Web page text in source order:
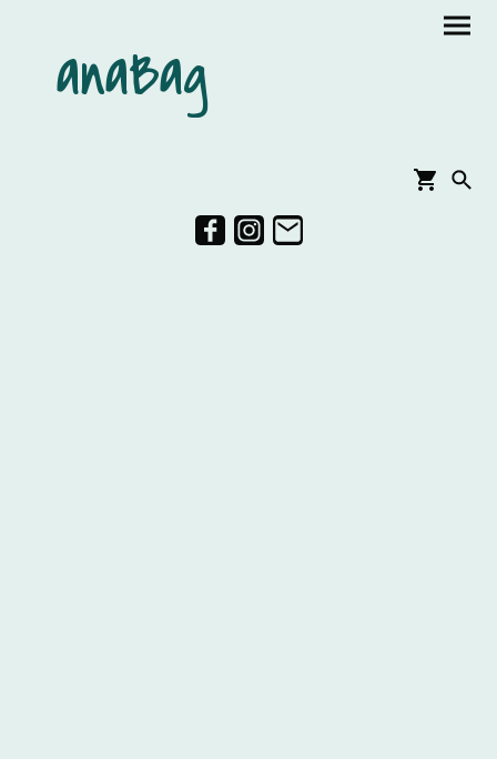
anaBag